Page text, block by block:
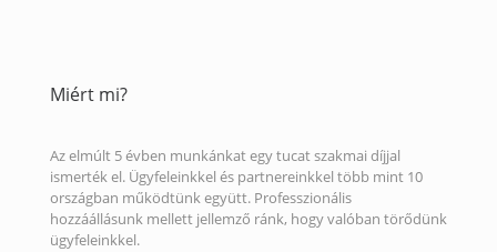
Miért mi?
Az elmúlt 5 évben munkánkat egy tucat szakmai díjjal
ismerték el. Ügyfeleinkkel és partnereinkkel több mint 10
országban működtünk együtt. Professzionális
hozzáállásunk mellett jellemző ránk, hogy valóban törődünk
ügyfeleinkkel.